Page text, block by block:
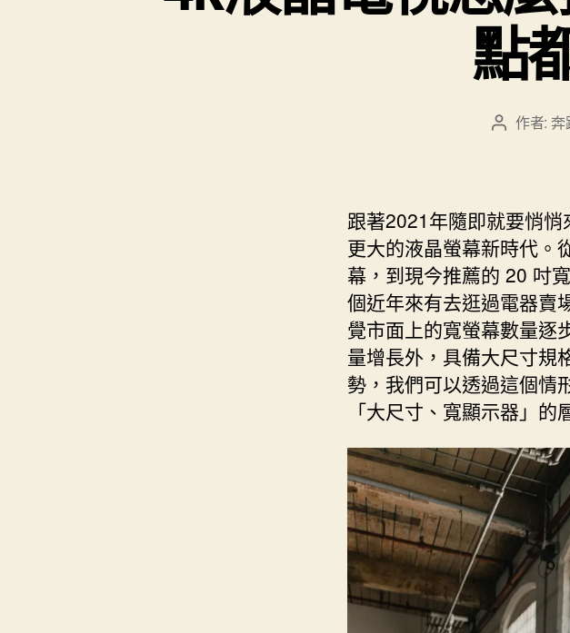
點
文 作者: 奔
跟著2021年隨即就要悄
更大的液晶螢幕新時代。
幕，到現今推薦的 20 吋
個近年來有去逛過電器賣
覺市面上的寬螢幕數量逐
量增長外，具備大尺寸規
勢，我們可以透過這個情
「大尺寸、寬顯示器」的